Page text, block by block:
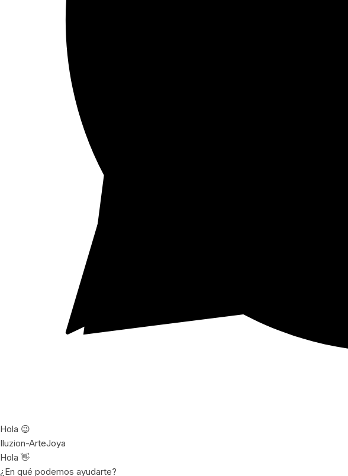
Hola 😉
Iluzion-ArteJoya
Hola 👋
¿En qué podemos ayudarte?